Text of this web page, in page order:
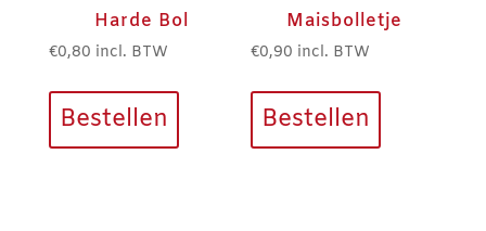
Harde Bol
€0,80 incl. BTW
Bestellen
Maisbolletje
€0,90 incl. BTW
Bestellen